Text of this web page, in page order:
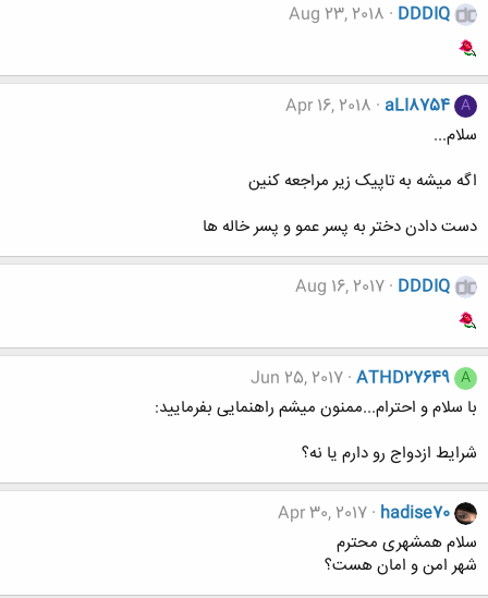
DDDIQ
Aug 23, 2018
A
aLI8754
Apr 16, 2018
سلام...
اگه میشه به تاپیک زیر مراجعه کنین
دست دادن دختر به پسر عمو و پسر خاله ها
DDDIQ
Aug 16, 2017
A
ATHD27649
Jun 25, 2017
با سلام و احترام...ممنون میشم راهنمایی بفرمایید:
شرایط ازدواج رو دارم یا نه؟
hadise70
Apr 30, 2017
سلام همشهری محترم
شهر امن و امان هست؟